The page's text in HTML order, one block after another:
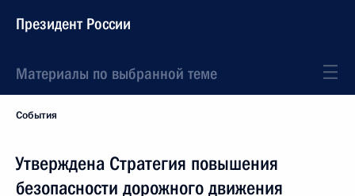
Президент России
Материалы по выбранной теме
События
Утверждена Стратегия повышения
безопасности дорожного движения